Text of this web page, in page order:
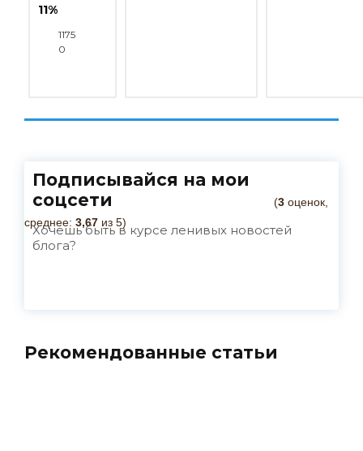
(3 оценок,
среднее: 3,67 из 5)
11%
1175
0
Подписывайся на мои
соцсети
Хочешь быть в курсе ленивых новостей
блога?
Рекомендованные статьи